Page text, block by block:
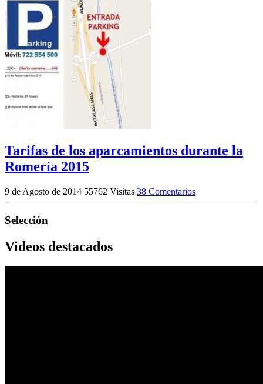
Tarifas de los aparcamientos durante la
Romería 2015
9 de Agosto de 2014 55762 Visitas 38 Comentarios
Selección
Videos destacados